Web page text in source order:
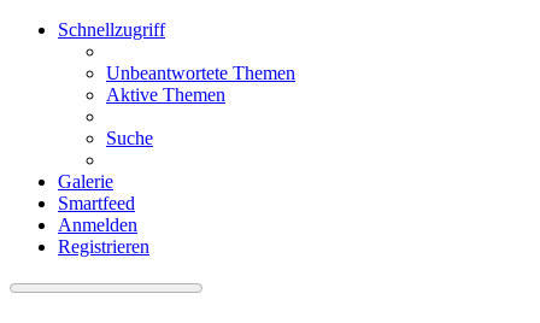
Schnellzugriff
Unbeantwortete Themen
Aktive Themen
Suche
Galerie
Smartfeed
Anmelden
Registrieren